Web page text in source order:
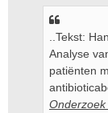
..Tekst:
Analyse
patiënten